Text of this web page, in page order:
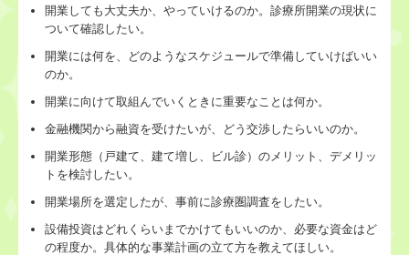
病医院の新規開業
経営者お役立ち情報
病院・診療所の皆様へ
社会福祉法人の皆様へ
社会福祉法人会計Q&A
経営革新等支援機関とは
開業しても大丈夫か、やっていけるのか。診療所開業の現状に
ついて確認したい。
開業には何を、どのようなスケジュールで準備していけばいい
のか。
開業に向けて取組んでいくときに重要なことは何か。
金融機関から融資を受けたいが、どう交渉したらいいのか。
開業形態（戸建て、建て増し、ビル診）のメリット、デメリッ
トを検討したい。
開業場所を選定したが、事前に診療圏調査をしたい。
設備投資はどれくらいまでかけてもいいのか、必要な資金はど
の程度か。具体的な事業計画の立て方を教えてほしい。